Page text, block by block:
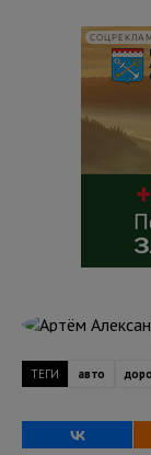
ТЕГИ авто